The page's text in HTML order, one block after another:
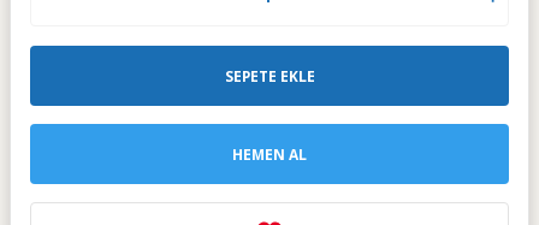
SEPETE EKLE
HEMEN AL